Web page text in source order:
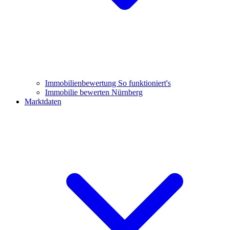
Immobilienbewertung So funktioniert's
Immobilie bewerten Nürnberg
Marktdaten